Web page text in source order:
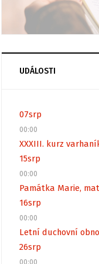
UDÁLOSTI
07srp
00:00
XXXIII. kurz
15srp
00:00
Památka Marie,
16srp
00:00
Letní duchovní
26srp
00:00